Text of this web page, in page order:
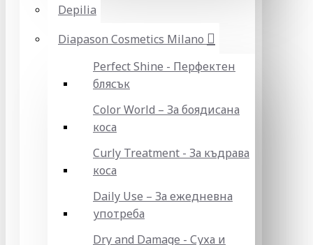
Depilia
Diapason Cosmetics Milano
Perfect Shine - Перфектен
блясък
Color World – За боядисана
коса
Curly Treatment - За къдрава
коса
Daily Use – За ежедневна
употреба
Dry and Damage - Суха и